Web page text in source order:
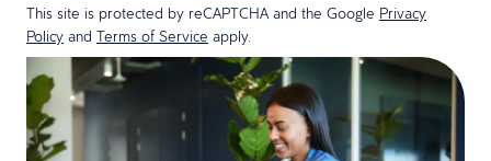
This site is protected by reCAPTCHA and the Google Privacy
Policy and Terms of Service apply.